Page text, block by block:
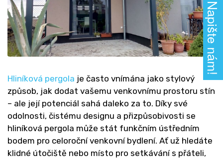
Hliníková pergola je často vnímána jako stylový
způsob, jak dodat vašemu venkovnímu prostoru stín
– ale její potenciál sahá daleko za to. Díky své
odolnosti, čistému designu a přizpůsobivosti se
hliníková pergola může stát funkčním ústředním
bodem pro celoroční venkovní bydlení. Ať už hledáte
klidné útočiště nebo místo pro setkávání s přáteli,
Napište nám!